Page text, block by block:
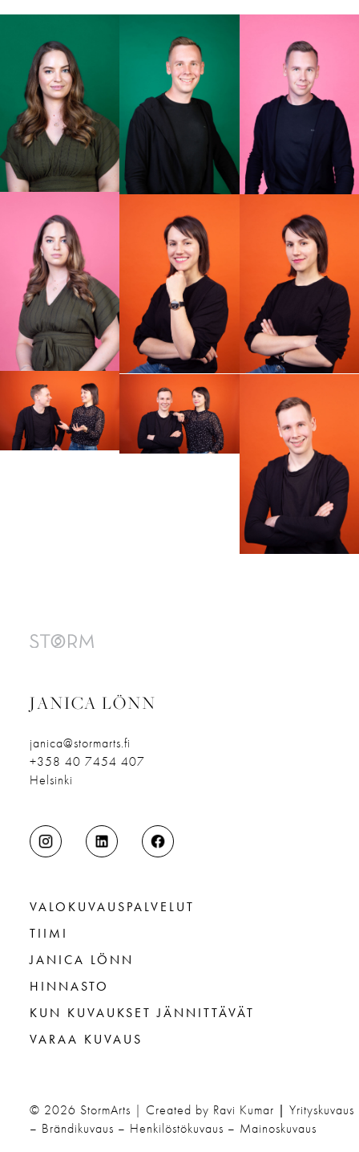
JANICA LÖNN
janica@stormarts.fi
+358 40 7454 407
Helsinki
VALOKUVAUSPALVELUT
TIIMI
JANICA LÖNN
HINNASTO
KUN KUVAUKSET JÄNNITTÄVÄT
VARAA KUVAUS
© 2026 StormArts | Created by Ravi Kumar | Yrityskuvaus
– Brändikuvaus – Henkilöstökuvaus – Mainoskuvaus